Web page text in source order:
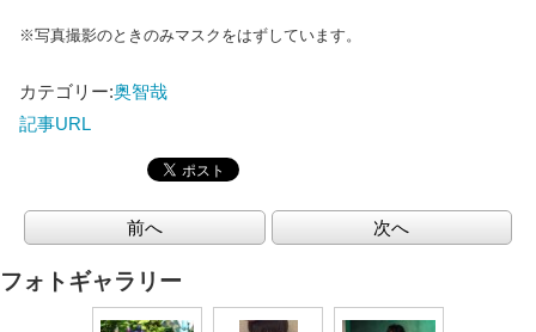
※写真撮影のときのみマスクをはずしています。
カテゴリー:奥智哉
記事URL
前へ 次へ
フォトギャラリー